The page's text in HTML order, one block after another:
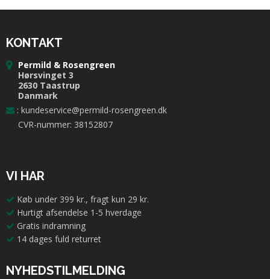
KONTAKT
Permild & Rosengreen
Hørsvinget 3
2630 Taastrup
Danmark
: kundeservice@permild-rosengreen.dk
CVR-nummer: 38152807
VI HAR
Køb under 399 kr., fragt kun 29 kr.
Hurtigt afsendelse 1-5 hverdage
Gratis indramning
14 dages fuld returret
NYHEDSTILMELDING